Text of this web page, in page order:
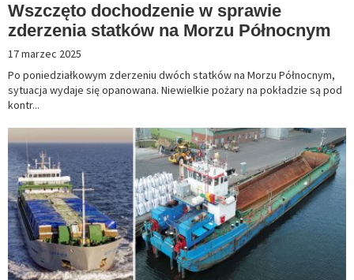
Wszczęto dochodzenie w sprawie
zderzenia statków na Morzu Północnym
17 marzec 2025
Po poniedziałkowym zderzeniu dwóch statków na Morzu Północnym,
sytuacja wydaje się opanowana. Niewielkie pożary na pokładzie są pod
kontr...